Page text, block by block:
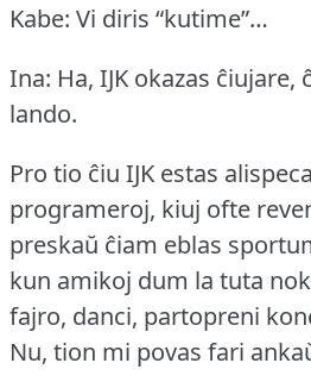
Kabe: Vi diris “kutime”…
Ina: Ha, IJK okazas ĉiujare,
lando.
Pro tio ĉiu IJK estas
programeroj, kiuj ofte
preskaŭ ĉiam eblas
kun amikoj dum la tuta
fajro, danci, partopreni
Nu, tion mi povas fari